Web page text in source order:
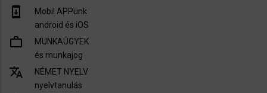
system_update
Mobil APPünk
android és iOS
work_outline
MUNKAÜGYEK
és munkajog
translate
NÉMET NYELV
nyelvtanulás